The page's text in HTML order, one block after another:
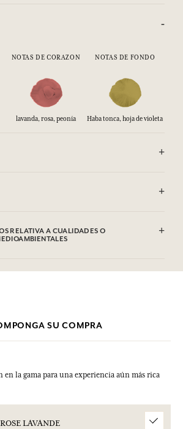
NOTAS DE CORAZON NOTAS DE FONDO
lavanda, rosa, peonía Haba tonca, hoja de violeta
Limonene, Coumarin, Citral. Esta
modificaciones. Consultar el embalaje del
RELATIVA A CUALIDADES O
cualidades o características medioambientales
SU COMPRA
en la gama para una experiencia aún más rica
ROSE LAVANDE